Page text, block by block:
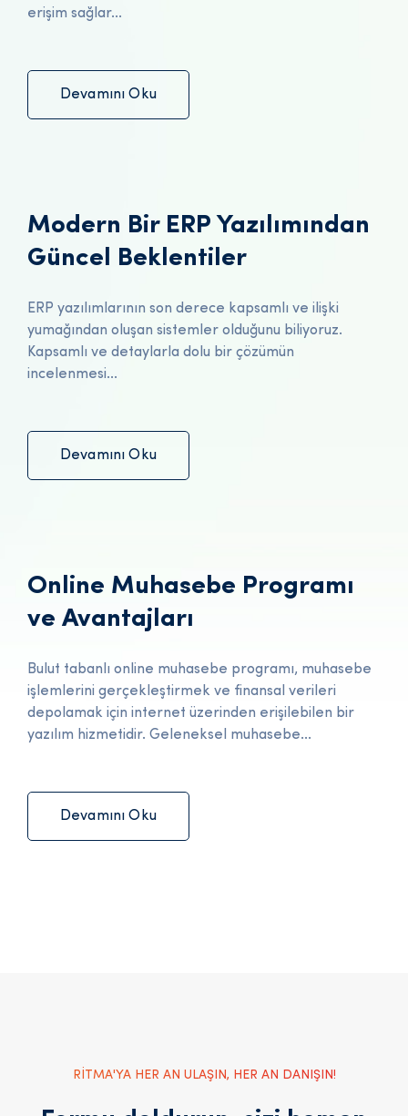
erişim sağlar...
Devamını Oku
Modern Bir ERP Yazılımından
Güncel Beklentiler
ERP yazılımlarının son derece kapsamlı ve ilişki
yumağından oluşan sistemler olduğunu biliyoruz.
Kapsamlı ve detaylarla dolu bir çözümün
incelenmesi...
Devamını Oku
Online Muhasebe Programı
ve Avantajları
Bulut tabanlı online muhasebe programı, muhasebe
işlemlerini gerçekleştirmek ve finansal verileri
depolamak için internet üzerinden erişilebilen bir
yazılım hizmetidir. Geleneksel muhasebe...
Devamını Oku
RİTMA'YA HER AN ULAŞIN, HER AN DANIŞIN!